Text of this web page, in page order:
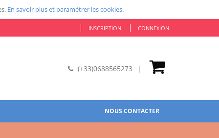
En savoir plus et paramétrer les cookies.
INSCRIPTION CONNEXION
(+33)0688565273
NOUS CONTACTER